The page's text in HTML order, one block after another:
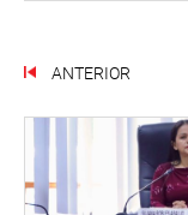
ANTERIOR